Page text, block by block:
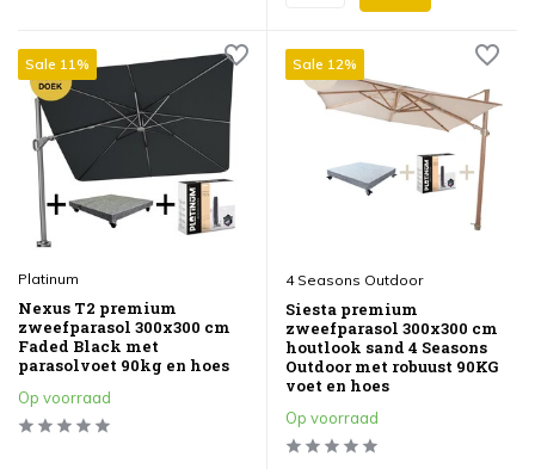
Sale 11%
Platinum
Nexus T2 premium
zweefparasol 300x300 cm
Faded Black met
parasolvoet 90kg en hoes
Op voorraad
Sale 12%
4 Seasons Outdoor
Siesta premium
zweefparasol 300x300 cm
houtlook sand 4 Seasons
Outdoor met robuust 90KG
voet en hoes
Op voorraad